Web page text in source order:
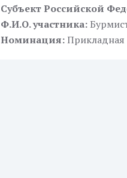
Субъект Российской
Ф.И.О. участника:
Номинация:Прикладная